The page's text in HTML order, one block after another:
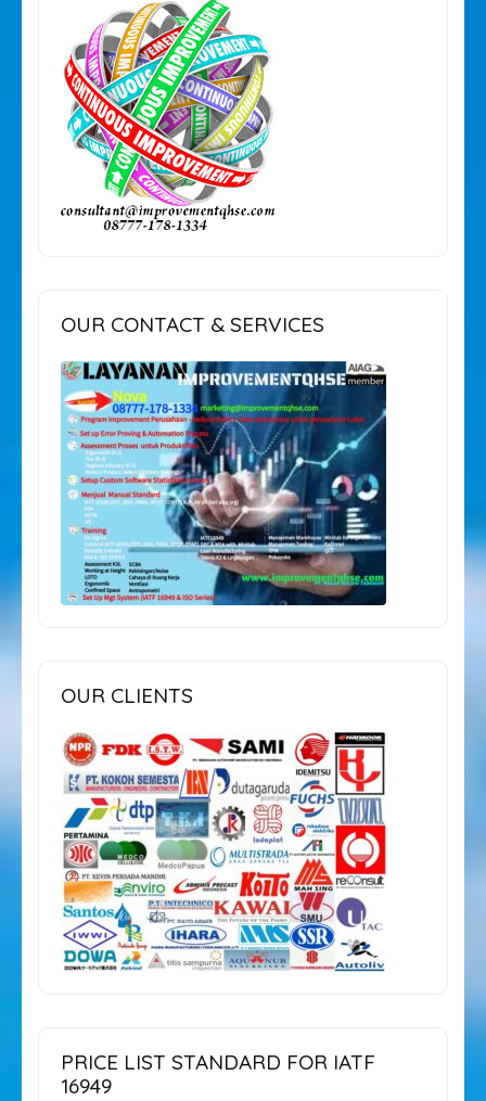
OUR CONTACT & SERVICES
OUR CLIENTS
PRICE LIST STANDARD FOR IATF
16949